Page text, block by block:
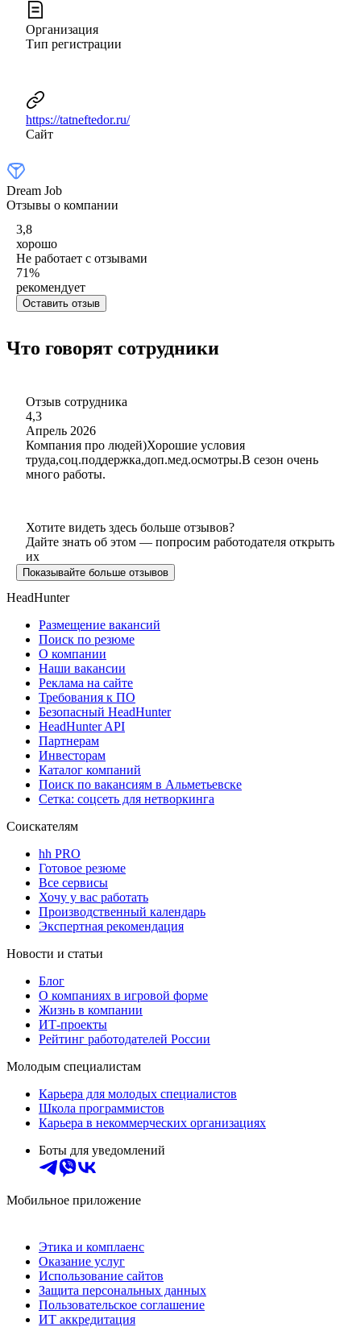
Организация
Тип регистрации
https://tatneftedor.ru/
Сайт
Dream Job
Отзывы о компании
3,8
хорошо
Не работает с отзывами
71%
рекомендует
Оставить отзыв
Что говорят сотрудники
Отзыв сотрудника
4,3
Апрель 2026
Компания про людей)Хорошие условия
труда,соц.поддержка,доп.мед.осмотры.В сезон очень
много работы.
Хотите видеть здесь больше отзывов?
Дайте знать об этом — попросим работодателя открыть
их
Показывайте больше отзывов
HeadHunter
Размещение вакансий
Поиск по резюме
О компании
Наши вакансии
Реклама на сайте
Требования к ПО
Безопасный HeadHunter
HeadHunter API
Партнерам
Инвесторам
Каталог компаний
Поиск по вакансиям в Альметьевске
Сетка: соцсеть для нетворкинга
Соискателям
hh PRO
Готовое резюме
Все сервисы
Хочу у вас работать
Производственный календарь
Экспертная рекомендация
Новости и статьи
Блог
О компаниях в игровой форме
Жизнь в компании
ИТ-проекты
Рейтинг работодателей России
Молодым специалистам
Карьера для молодых специалистов
Школа программистов
Карьера в некоммерческих организациях
Боты для уведомлений
Мобильное приложение
Этика и комплаенс
Оказание услуг
Использование сайтов
Защита персональных данных
Пользовательское соглашение
ИТ аккредитация